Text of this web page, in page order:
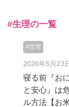
#生理の一覧
#生理
2026年5月23
寝る前『お
と安心』は
ル方法【お